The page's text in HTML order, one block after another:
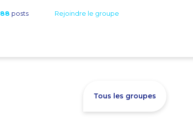
posts Rejoindre le groupe
Tous les groupes